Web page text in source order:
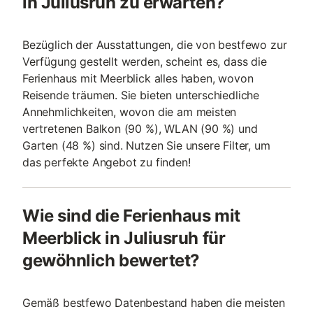
Bezüglich der Ausstattungen, die von bestfewo zur
Verfügung gestellt werden, scheint es, dass die
Ferienhaus mit Meerblick alles haben, wovon
Reisende träumen. Sie bieten unterschiedliche
Annehmlichkeiten, wovon die am meisten
vertretenen Balkon (90 %), WLAN (90 %) und
Garten (48 %) sind. Nutzen Sie unsere Filter, um
das perfekte Angebot zu finden!
Wie sind die Ferienhaus mit
Meerblick in Juliusruh für
gewöhnlich bewertet?
Gemäß bestfewo Datenbestand haben die meisten